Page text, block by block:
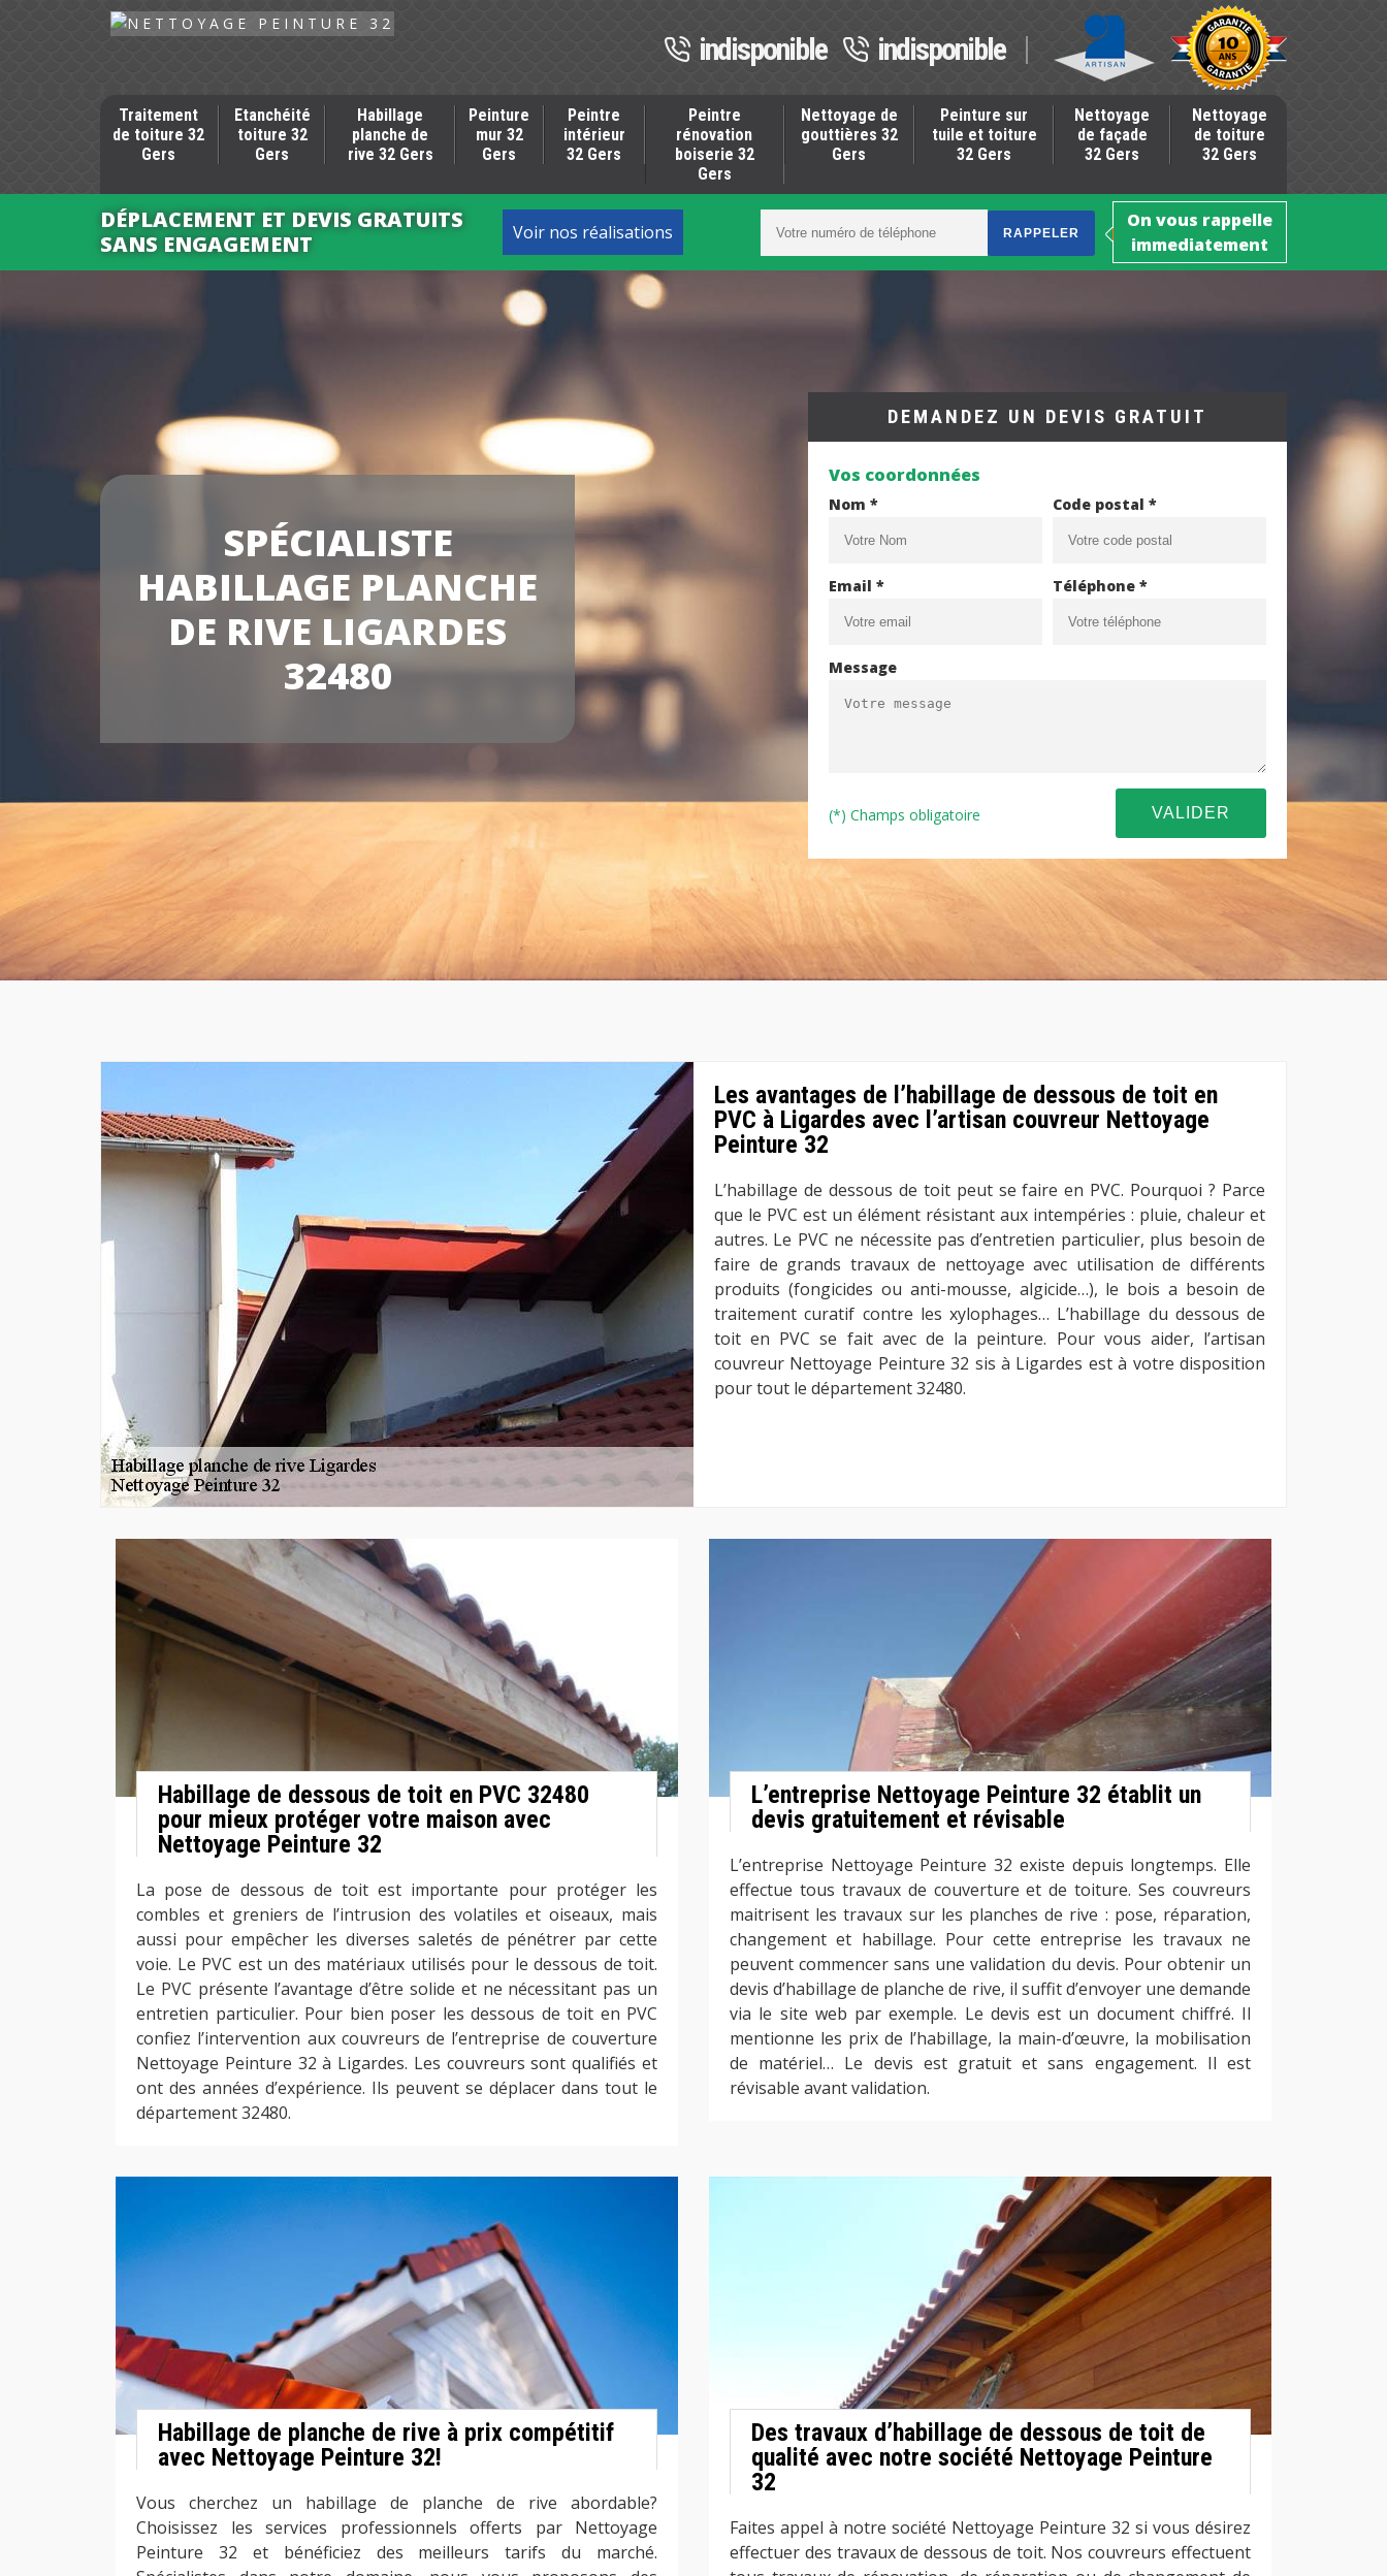
indisponible indisponible
Traitement
de toiture 32
Gers
Etanchéité
toiture 32
Gers
Habillage
planche de
rive 32 Gers
Peinture
mur 32
Gers
Peintre
intérieur
32 Gers
Peintre
rénovation
boiserie 32
Gers
Nettoyage de
gouttières 32
Gers
Peinture sur
tuile et toiture
32 Gers
Nettoyage
de façade
32 Gers
Nettoyage
de toiture
32 Gers
DÉPLACEMENT ET DEVIS GRATUITS
SANS ENGAGEMENT
Voir nos réalisations
On vous rappelle
immediatement
SPÉCIALISTE
HABILLAGE PLANCHE
DE RIVE LIGARDES
32480
DEMANDEZ UN DEVIS GRATUIT
Vos coordonnées
Nom * Code postal *
Email * Téléphone *
Message
(*) Champs obligatoire
Les avantages de l’habillage de dessous de toit en
PVC à Ligardes avec l’artisan couvreur Nettoyage
Peinture 32
L’habillage de dessous de toit peut se faire en PVC. Pourquoi ? Parce
que le PVC est un élément résistant aux intempéries : pluie, chaleur et
autres. Le PVC ne nécessite pas d’entretien particulier, plus besoin de
faire de grands travaux de nettoyage avec utilisation de différents
produits (fongicides ou anti-mousse, algicide…), le bois a besoin de
traitement curatif contre les xylophages… L’habillage du dessous de
toit en PVC se fait avec de la peinture. Pour vous aider, l’artisan
couvreur Nettoyage Peinture 32 sis à Ligardes est à votre disposition
pour tout le département 32480.
Habillage de dessous de toit en PVC 32480
pour mieux protéger votre maison avec
Nettoyage Peinture 32
La pose de dessous de toit est importante pour protéger les
combles et greniers de l’intrusion des volatiles et oiseaux, mais
aussi pour empêcher les diverses saletés de pénétrer par cette
voie. Le PVC est un des matériaux utilisés pour le dessous de toit.
Le PVC présente l’avantage d’être solide et ne nécessitant pas un
entretien particulier. Pour bien poser les dessous de toit en PVC
confiez l’intervention aux couvreurs de l’entreprise de couverture
Nettoyage Peinture 32 à Ligardes. Les couvreurs sont qualifiés et
ont des années d’expérience. Ils peuvent se déplacer dans tout le
département 32480.
L’entreprise Nettoyage Peinture 32 établit un
devis gratuitement et révisable
L’entreprise Nettoyage Peinture 32 existe depuis longtemps. Elle
effectue tous travaux de couverture et de toiture. Ses couvreurs
maitrisent les travaux sur les planches de rive : pose, réparation,
changement et habillage. Pour cette entreprise les travaux ne
peuvent commencer sans une validation du devis. Pour obtenir un
devis d’habillage de planche de rive, il suffit d’envoyer une demande
via le site web par exemple. Le devis est un document chiffré. Il
mentionne les prix de l’habillage, la main-d’œuvre, la mobilisation
de matériel… Le devis est gratuit et sans engagement. Il est
révisable avant validation.
Habillage de planche de rive à prix compétitif
avec Nettoyage Peinture 32!
Vous cherchez un habillage de planche de rive abordable?
Choisissez les services professionnels offerts par Nettoyage
Peinture 32 et bénéficiez des meilleurs tarifs du marché.
Des travaux d’habillage de dessous de toit de
qualité avec notre société Nettoyage Peinture
32
Faites appel à notre société Nettoyage Peinture 32 si vous désirez
effectuer des travaux de dessous de toit. Nos couvreurs effectuent